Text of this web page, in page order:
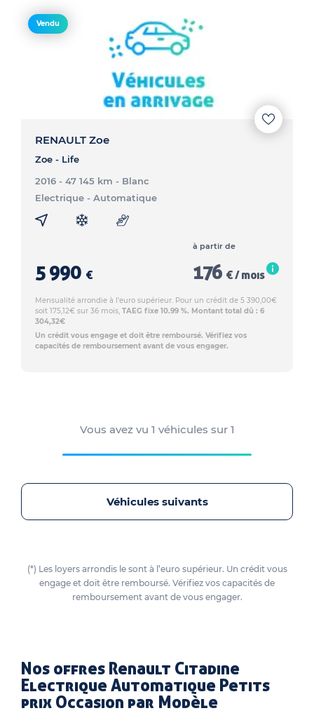
Vendu
RENAULT Zoe
Zoe - Life
2016 - 47 145 km - Blanc
Electrique - Automatique
5 990 €
à partir de
176 € / mois
Mensualité arrondie à l'euro supérieur. Pour un crédit de 5 390,00€
soit 175,12€ sur 36 mois, TAEG fixe 10.99 %. Montant total dû : 6
304,32€
Un crédit vous engage et doit être remboursé. Vérifiez vos
capacités de remboursement avant de vous engager.
Vous avez vu 1 véhicules sur 1
Véhicules suivants
(*) Les loyers arrondis le sont à l’euro supérieur. Un crédit vous
engage et doit être remboursé. Vérifiez vos capacités de
remboursement avant de vous engager.
Nos offres Renault Citadine
Electrique Automatique Petits
prix Occasion par Modèle